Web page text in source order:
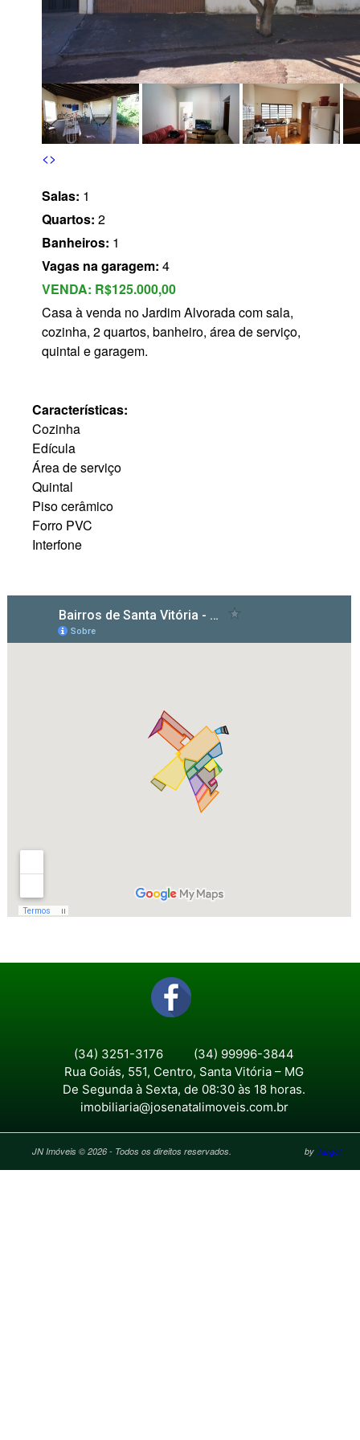
<>
Salas: 1
Quartos: 2
Banheiros: 1
Vagas na garagem: 4
VENDA: R$125.000,00
Casa à venda no Jardim Alvorada com sala,
cozinha, 2 quartos, banheiro, área de serviço,
quintal e garagem.
Características:
Cozinha
Edícula
Área de serviço
Quintal
Piso cerâmico
Forro PVC
Interfone
(34) 3251-3176
(34) 99996-3844
Rua Goiás, 551, Centro, Santa Vitória – MG
De Segunda à Sexta, de 08:30 às 18 horas.
imobiliaria@josenatalimoveis.com.br
JN Imóveis © 2026 - Todos os direitos reservados. by Target